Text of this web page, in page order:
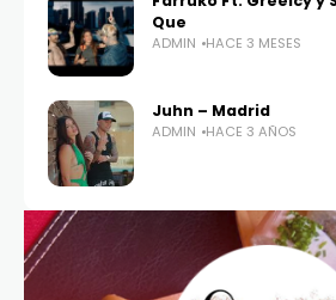
Que
ADMIN HACE 3 MESES
Juhn – Madrid
ADMIN HACE 3 AÑOS